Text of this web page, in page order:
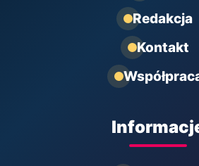
Redakcja
Kontakt